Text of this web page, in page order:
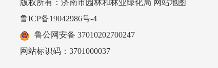
版权所有：济南市园林和林业绿化局 网站地图
鲁ICP备19042986号-4
鲁公网安备 37010202700247
网站标识码：3701000037